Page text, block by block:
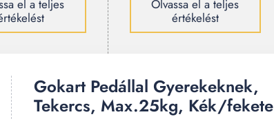
el a teljes
Olvassa el a teljes
értékelést
Gokart Pedállal Gyerekeknek,
Tekercs, Max.25kg, Kék/fekete